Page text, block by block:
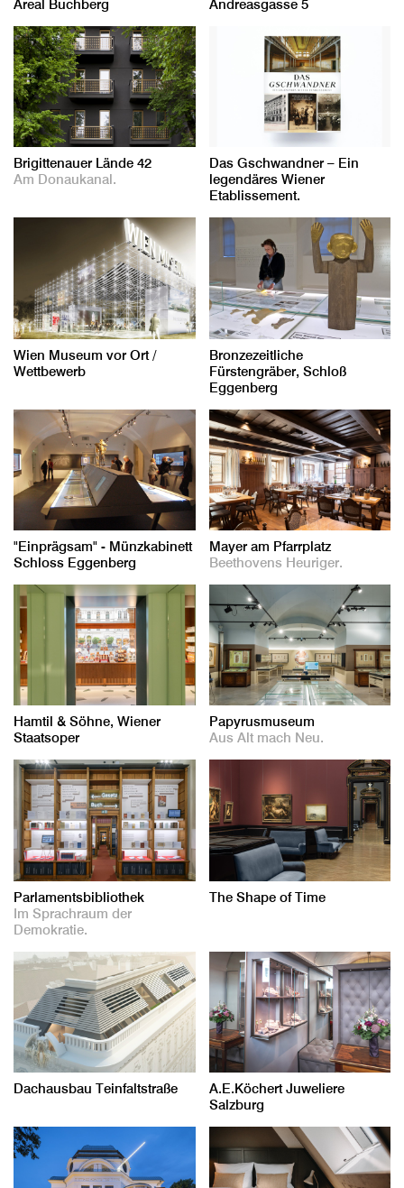
Areal Buchberg Andreasgasse 5
Brigittenauer Lände 42
Am Donaukanal.
Das Gschwandner – Ein
legendäres Wiener
Etablissement.
Wien Museum vor Ort /
Wettbewerb
Bronzezeitliche
Fürstengräber, Schloß
Eggenberg
"Einprägsam" - Münzkabinett
Schloss Eggenberg
Mayer am Pfarrplatz
Beethovens Heuriger.
Hamtil & Söhne, Wiener
Staatsoper
Papyrusmuseum
Aus Alt mach Neu.
Parlamentsbibliothek
Im Sprachraum der
Demokratie.
The Shape of Time
Dachausbau Teinfaltstraße
A.E.Köchert Juweliere
Salzburg